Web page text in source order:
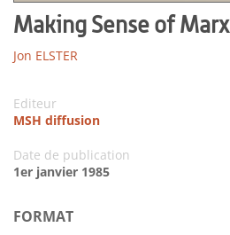
Making Sense of Marx
Jon ELSTER
Editeur
MSH diffusion
Date de publication
1er janvier 1985
FORMAT